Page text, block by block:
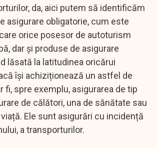
da, aici putem să identificăm
asigurare obligatorie, cum este
orice posesor de autoturism
dar și produse de asigurare
lăsată la latitudinea oricărui
își achiziționează un astfel de
fi, spre exemplu, asigurarea de tip
de călători, una de sănătate sau
Ele sunt asigurări cu incidență
a transporturilor.